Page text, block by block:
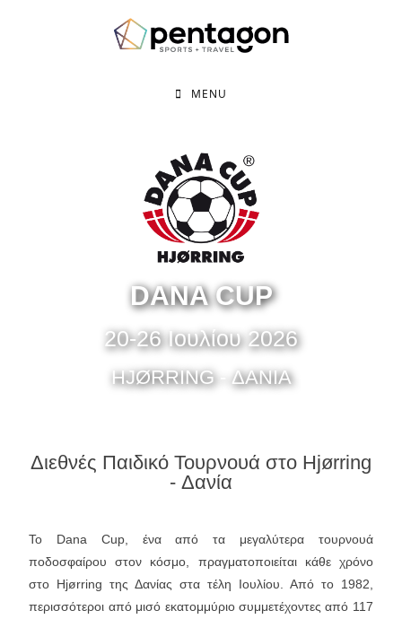
MENU
DANA CUP
20-26 Ιουλίου 2026
HJØRRING - ΔΑΝΙΑ
Διεθνές Παιδικό Τουρνουά στο Hjørring
- Δανία
Το Dana Cup, ένα από τα μεγαλύτερα τουρνουά
ποδοσφαίρου στον κόσμο, πραγματοποιείται κάθε χρόνο
στο Hjørring της Δανίας στα τέλη Ιουλίου. Από το 1982,
περισσότεροι από μισό εκατομμύριο συμμετέχοντες από 117